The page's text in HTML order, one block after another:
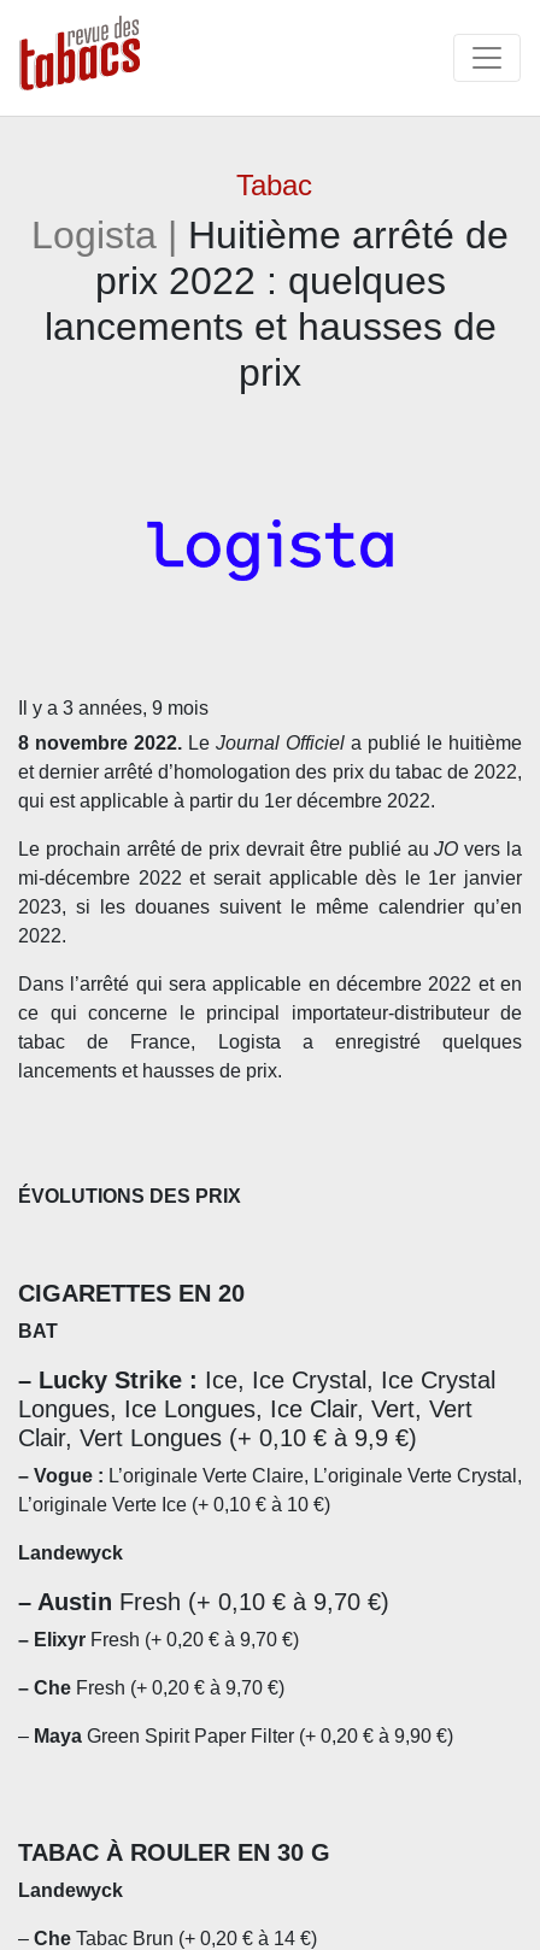
Tabac
Logista | Huitième arrêté de
prix 2022 : quelques
lancements et hausses de
prix
Il y a 3 années, 9 mois
8 novembre 2022. Le Journal Officiel a publié le huitième
et dernier arrêté d’homologation des prix du tabac de 2022,
qui est applicable à partir du 1er décembre 2022.
Le prochain arrêté de prix devrait être publié auJO vers la
mi-décembre 2022 et serait applicable dès le 1er janvier
2023, si les douanes suivent le même calendrier qu’en
2022.
Dans l’arrêté qui sera applicable en décembre 2022 et en
ce qui concerne le principal importateur-distributeur de
tabac de France, Logista a enregistré quelques
lancements et hausses de prix.
ÉVOLUTIONS DES PRIX
CIGARETTES EN 20
BAT
– Lucky Strike : Ice, Ice Crystal, Ice Crystal
Longues, Ice Longues, Ice Clair, Vert, Vert
Clair, Vert Longues (+ 0,10 € à 9,9 €)
– Vogue : L’originale Verte Claire, L’originale Verte Crystal,
L’originale Verte Ice (+ 0,10 € à 10 €)
Landewyck
– Austin Fresh (+ 0,10 € à 9,70 €)
– Elixyr Fresh (+ 0,20 € à 9,70 €)
– Che Fresh (+ 0,20 € à 9,70 €)
– Maya Green Spirit Paper Filter (+ 0,20 € à 9,90 €)
TABAC À ROULER EN 30 G
Landewyck
– Che Tabac Brun (+ 0,20 € à 14 €)